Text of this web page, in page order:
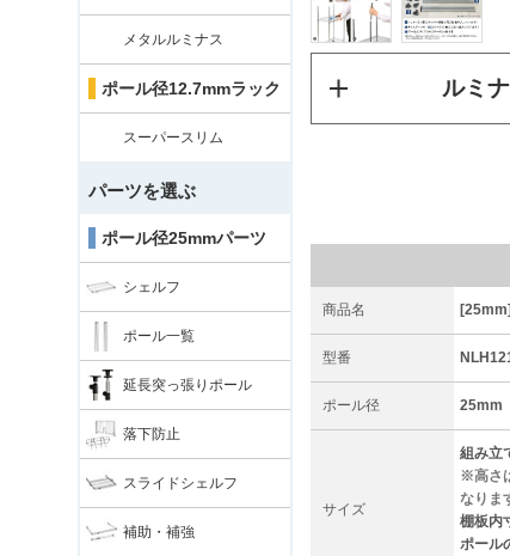
メタルルミナス
ポール径12.7mmラック
スーパースリム
パーツを選ぶ
ポール径25mmパーツ
シェルフ
ポール一覧
延長突っ張りポール
落下防止
スライドシェルフ
補助・補強
ルミ
商品名
型番
ポール径 25mm
サイズ
組み立
※高さ
なりま
棚板内
ポール